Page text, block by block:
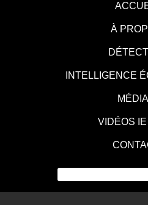
À
INTELLIGENCE
VIDÉOS